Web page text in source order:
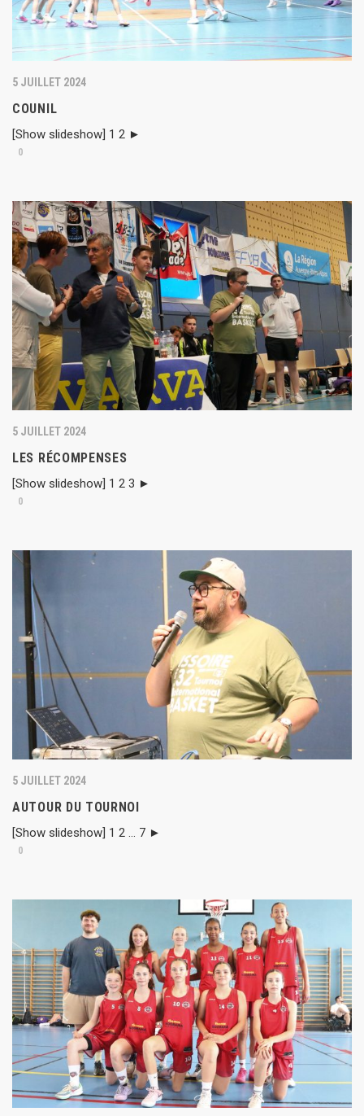
5 JUILLET 2024
COUNIL
[Show slideshow] 1 2 ►
0
5 JUILLET 2024
LES RÉCOMPENSES
[Show slideshow] 1 2 3 ►
0
5 JUILLET 2024
AUTOUR DU TOURNOI
[Show slideshow] 1 2 ... 7 ►
0